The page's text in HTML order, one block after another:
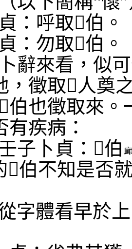
：呼取𡵂伯。
：勿取𡵂伯。
辭來看，似
，徵取𡵂人奠
𡵂伯也徵取來。
有疾病：
子 卜 貞： 𡵂伯
𡵂伯不知是否
字體看早於